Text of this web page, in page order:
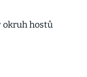
okruh hostů